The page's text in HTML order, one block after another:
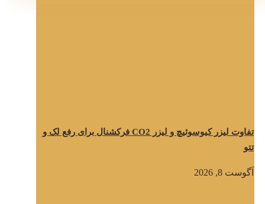
تفاوت لیزر کیوسوئیچ و لیزر CO2 فرکشنال برای رفع لک و
تتو
آگوست 8, 2026